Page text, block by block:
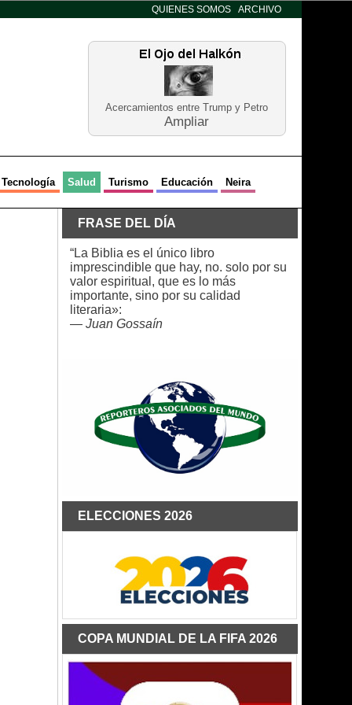
QUIENES SOMOS ARCHIVO
Acercamientos entre Trump y Petro
Ampliar
Tecnología Salud Turismo Educación Neira
FRASE DEL DÍA
“La Biblia es el único libro
imprescindible que hay, no. solo por su
valor espiritual, que es lo más
importante, sino por su calidad
literaria»:
— Juan Gossaín
ELECCIONES 2026
COPA MUNDIAL DE LA FIFA 2026